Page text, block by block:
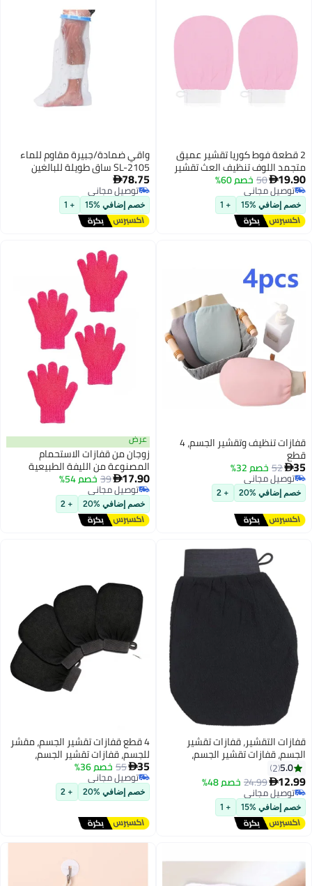
تقشير عميق
العث تقشير
حمام
( الوردي )
واقي ضمادة/جبيرة مقاوم للماء
SL-2105 ساق طويلة للبالغين
78.75
توصيل مجاني
خصم إضافي %15
قفازات تنظيف وتقشير الجسم، 4
+ 2
عرض
زوجان من قفازات الاستحمام
المصنوعة من الليفة الطبيعية
لتقشير الجسم والوجه، وإزالة الجلد
الميت، وقفازات استحمام من الألياف
الدقيقة مزدوجة الجوانب للبالغين
توصيل مجاني
توصيل مجاني
خصم إضافي %20 + 2
تقشير
الجسم،
الميت، مقشر
حمام دش سبا48%
4 قطع قفازات تقشير الجسم، مقشر
للجسم، قفازات تقشير الجسم،
قفازات تقشير الجلد الميت، مقشر
للجسم للنساء، حمام، دش، سبا
(أسود)
35
55
توصيل مجاني
توصيل مجاني + 2